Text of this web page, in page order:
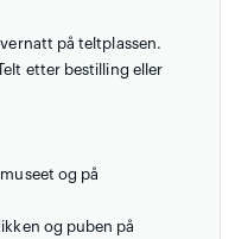
på teltplassen.
etter bestilling eller
og på
og puben på